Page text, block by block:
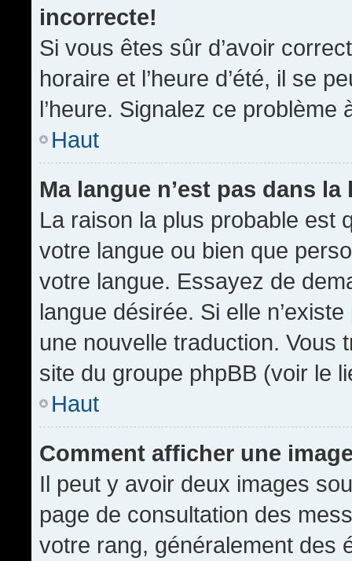
incorrecte!
Si vous êtes sûr d’avoir
horaire et l’heure d’été, il se
l’heure. Signalez ce problème
Haut
Ma langue n’est pas dans la
La raison la plus probable est
votre langue ou bien que
votre langue. Essayez de
langue désirée. Si elle
une nouvelle traduction. Vous
site du groupe phpBB (voir le
Haut
Comment afficher une
Il peut y avoir deux images
page de consultation des
votre rang, généralement des